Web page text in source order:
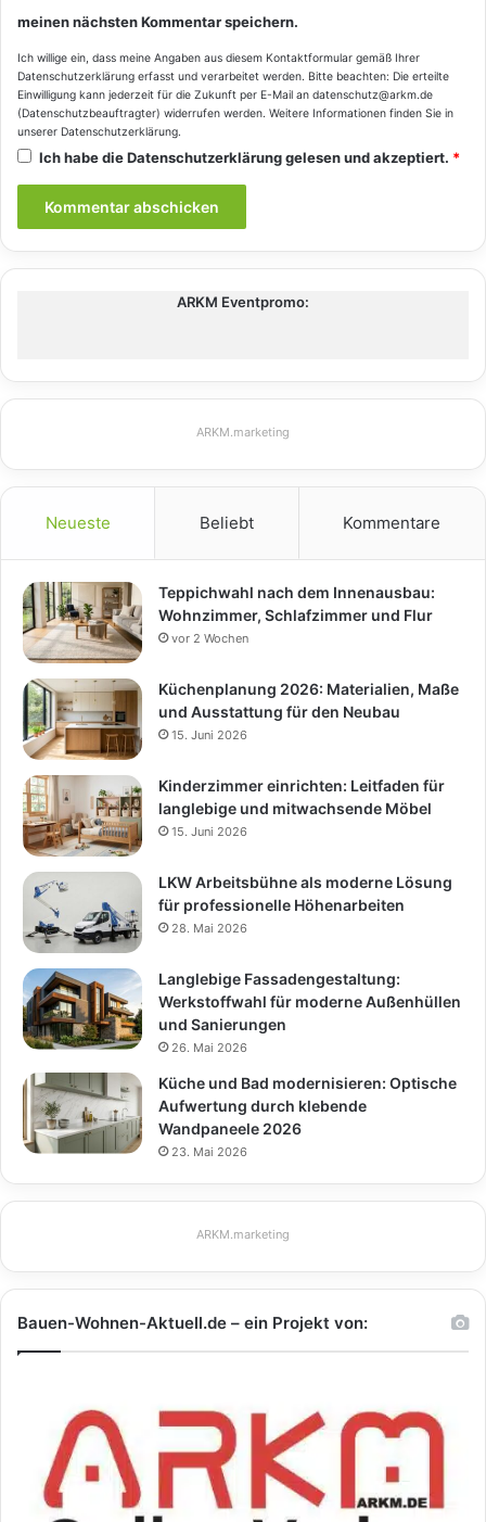
meinen nächsten Kommentar speichern.
Ich willige ein, dass meine Angaben aus diesem Kontaktformular gemäß Ihrer
Datenschutzerklärung erfasst und verarbeitet werden. Bitte beachten: Die erteilte
Einwilligung kann jederzeit für die Zukunft per E-Mail an datenschutz@arkm.de
(Datenschutzbeauftragter) widerrufen werden. Weitere Informationen finden Sie in
unserer Datenschutzerklärung.
Ich habe dieDatenschutzerklärunggelesen und akzeptiert. *
ARKM Eventpromo:
ARKM.marketing
Neueste Beliebt Kommentare
Teppichwahl nach dem Innenausbau:
Wohnzimmer, Schlafzimmer und Flur
vor 2 Wochen
Küchenplanung 2026: Materialien, Maße
und Ausstattung für den Neubau
15. Juni 2026
Kinderzimmer einrichten: Leitfaden für
langlebige und mitwachsende Möbel
15. Juni 2026
LKW Arbeitsbühne als moderne Lösung
für professionelle Höhenarbeiten
28. Mai 2026
Langlebige Fassadengestaltung:
Werkstoffwahl für moderne Außenhüllen
und Sanierungen
26. Mai 2026
Küche und Bad modernisieren: Optische
Aufwertung durch klebende
Wandpaneele 2026
23. Mai 2026
ARKM.marketing
Bauen-Wohnen-Aktuell.de – ein Projekt von: